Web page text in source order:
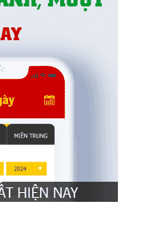
vị tiền tệ duy nhất là đồng
nguyên tử bất chấp sự
tháng 5 năm 13). Pakistan
trả (ngày 29, 30 tháng
sau 32 năm cầm
sát viên vũ khí của Liên
ra lệnh không kích (16–19